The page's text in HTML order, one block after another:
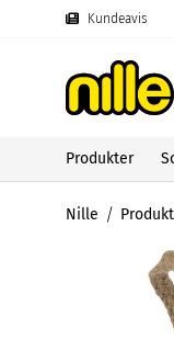
Kundeavis
Produkter
Nille